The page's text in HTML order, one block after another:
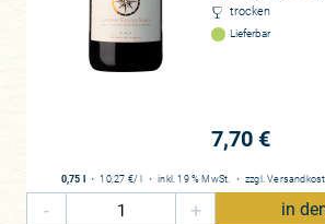
trocken
Lieferbar
7,70 €
0,75 l ・10,27 €/ l ・inkl. 19 % MwSt. ・ zzgl.
- + in